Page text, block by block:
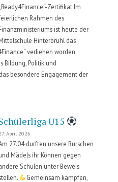
„Ready4Finance“-Zertifikat Im
Rahmen des
ist heute der
Hinterbrühl das
verliehen worden.
Bildung, Politik und
besondere Engagement der
U15
April 2026
27.04 durften unsere Burschen
Mädels ihr Können gegen
Schulen unter Beweis
Gemeinsam kämpfen,